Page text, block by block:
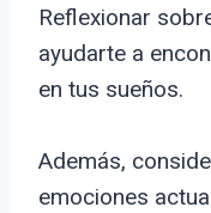
Reflexionar
ayudarte a
en tus sueños.
Además,
emociones